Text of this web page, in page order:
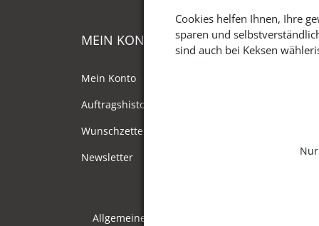
MEIN KONTO
Mein Konto
Auftragshistorie
Wunschzettel
Newsletter
Allgemeine Geschäftsbedingungen
Cookies helfen Ihnen, Ihre
sparen und
sind auch bei Keksen